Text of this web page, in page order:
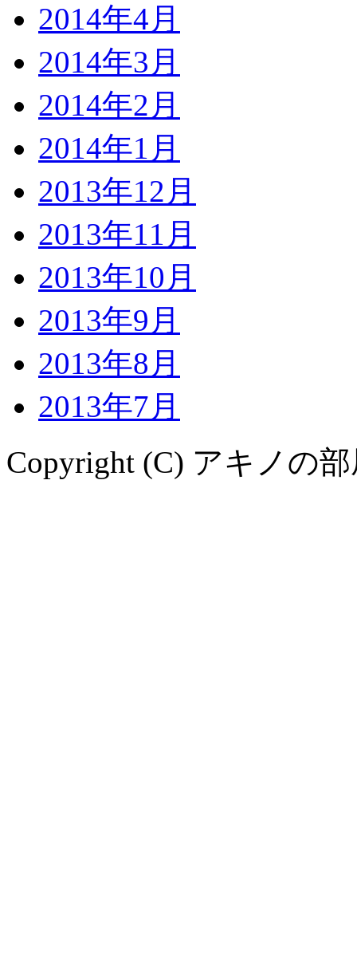
2014年4月
2014年3月
2014年2月
2014年1月
2013年12月
2013年11月
2013年10月
2013年9月
2013年8月
2013年7月
Copyright (C) アキノの部